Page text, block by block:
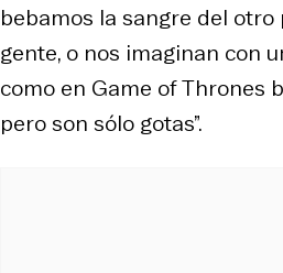
bebamos la sangre del
gente, o nos imaginan con
como en Game of Thrones
pero son sólo gotas”.